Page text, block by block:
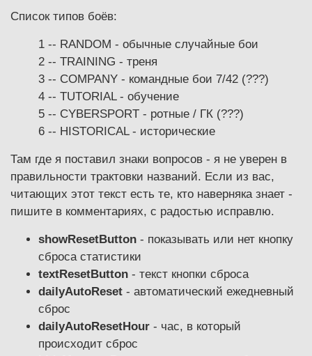
Список типов боёв:
1 -- RANDOM - обычные случайные бои
2 -- TRAINING - треня
3 -- COMPANY - командные бои 7/42 (???)
4 -- TUTORIAL - обучение
5 -- CYBERSPORT - ротные / ГК (???)
6 -- HISTORICAL - исторические
Там где я поставил знаки вопросов - я не уверен в
правильности трактовки названий. Если из вас,
читающих этот текст есть те, кто наверняка знает -
пишите в комментариях, с радостью исправлю.
showResetButton - показывать или нет кнопку
сброса статистики
textResetButton - текст кнопки сброса
dailyAutoReset - автоматический ежедневный
сброс
dailyAutoResetHour - час, в который
происходит сброс